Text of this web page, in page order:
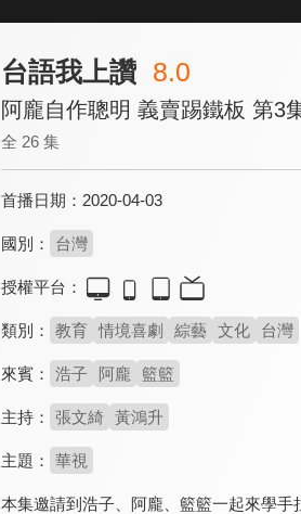
台語我上讚 8.0
阿龐自作聰明 義賣踢鐵板 第3
全 26 集
首播日期： 2020-04-03
國別： 台灣
授權平台：
類別： 教育 情境喜劇 綜藝 文化 台灣
來賓： 浩子 阿龐 籃籃
主持： 張文綺 黃鴻升
主題： 華視
本集邀請到浩子、阿龐、籃籃一起來學